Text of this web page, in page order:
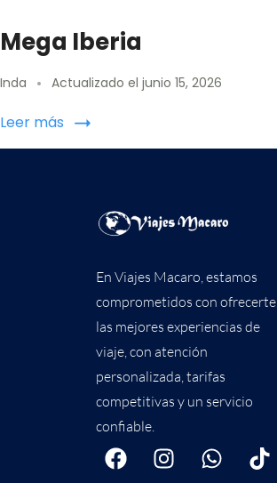
Mega Iberia
Inda Actualizado el junio 15, 2026
Leer más
En Viajes Macaro, estamos
comprometidos con ofrecerte
las mejores experiencias de
viaje, con atención
personalizada, tarifas
competitivas y un servicio
confiable.